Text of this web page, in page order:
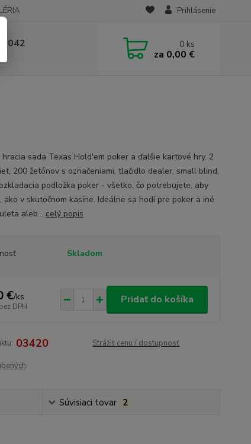
Prihlásenie
042 0 ks
za 0,00 €
hracia sada Texas Hold'em poker a ďalšie kartové hry. 2
200 žetónov s označeniami, tlačidlo dealer, small blind,
podložka poker - všetko, čo potrebujete, aby
ako v skutočnom kasíne. Ideálne sa hodí pre poker a iné
aleb... celý popis
Skladom
€/ks
bez DPH
Pridať do košíka
03420 Strážiť cenu / dostupnosť
Súvisiaci tovar 2